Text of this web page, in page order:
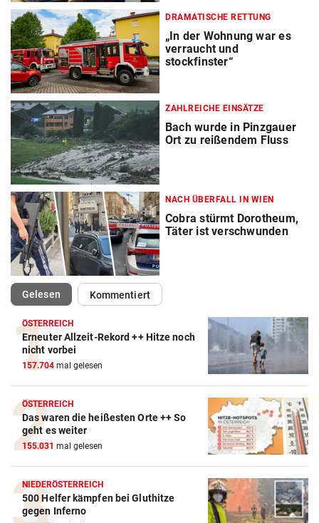
DRAMATISCHE RETTUNG
„In der Wohnung war es
verraucht und
stockfinster“
ZAHLREICHE EINSÄTZE
Bach wurde in Pinzgauer
Ort zu reißendem Fluss
NACH ÜBERFALL IN WIEN
Cobra stürmt Dorotheum,
Täter ist verschwunden
Gelesen(ausgewählt)Kommentiert
ÖSTERREICH
Erneuter Allzeit-Rekord ++ Hitze noch
nicht vorbei
157.704 mal gelesen
ÖSTERREICH
Das waren die heißesten Orte ++ So
geht es weiter
155.031 mal gelesen
NIEDERÖSTERREICH
500 Helfer kämpfen bei Gluthitze
gegen Inferno